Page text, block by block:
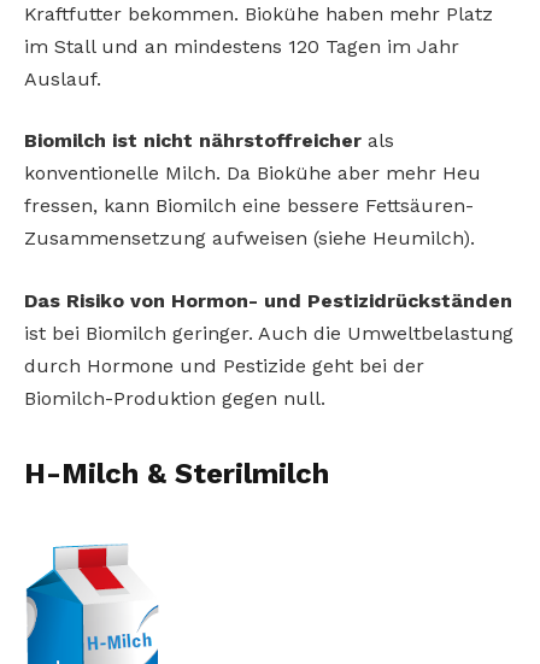
Kraftfutter bekommen. Biokühe haben mehr Platz
im Stall und an mindestens 120 Tagen im Jahr
Auslauf.
Biomilch ist nicht nährstoffreicher als
konventionelle Milch. Da Biokühe aber mehr Heu
fressen, kann Biomilch eine bessere Fettsäuren-
Zusammensetzung aufweisen (siehe Heumilch).
Das Risiko von Hormon- und Pestizidrückständen
ist bei Biomilch geringer. Auch die Umweltbelastung
durch Hormone und Pestizide geht bei der
Biomilch-Produktion gegen null.
H-Milch & Sterilmilch